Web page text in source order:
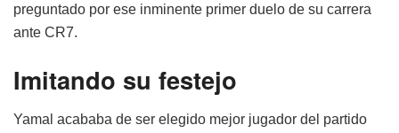
preguntado por ese inminente primer duelo de su carrera
ante CR7.
Imitando su festejo
Yamal acababa de ser elegido mejor jugador del partido